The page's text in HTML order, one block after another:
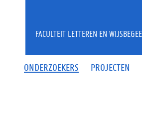
ONDERZOEKERS PROJECTEN
FACULTEIT LETTEREN EN